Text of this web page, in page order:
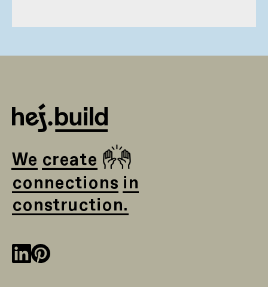
We create 🙌
connections in
construction.